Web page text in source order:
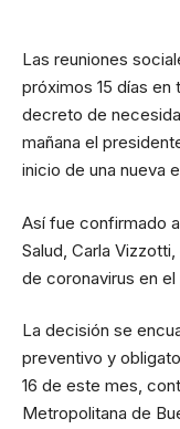
Las reuniones
próximos 15 días
decreto de
mañana el
inicio de una nueva
Así fue confirmado
Salud, Carla
de coronavirus en el
La decisión se
preventivo y
16 de este mes,
Metropolitana de